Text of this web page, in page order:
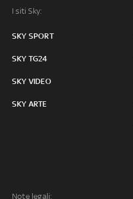
I siti Sky:
SKY SPORT
SKY TG24
SKY VIDEO
SKY ARTE
Note legali: